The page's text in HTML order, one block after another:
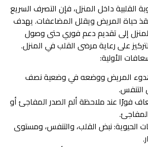
القلبية داخل المنزل، فإن التصرف السريع
حياة المريض ويقلل المضاعفات. يهدف
بالمنزل إلى تقديم دعم فوري حتى وصول
على رعاية مرضى القلب في المنزل.
الأولية:
المريض ووضعه في وضعية نصف
فورًا عند ملاحظة ألم الصدر المفاجئ أو
الحيوية: نبض القلب، والتنفس، ومستوى